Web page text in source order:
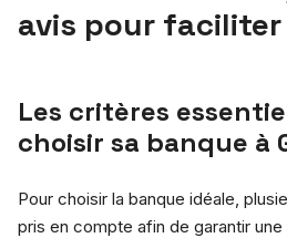
avis pour
Les critères
choisir sa banque à
Pour choisir la banque idéale,
pris en compte afin de garantir